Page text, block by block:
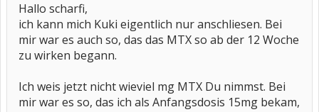
Hallo scharfi,
ich kann mich Kuki eigentlich nur anschliesen. Bei
mir war es auch so, das das MTX so ab der 12 Woche
zu wirken begann.
Ich weis jetzt nicht wieviel mg MTX Du nimmst. Bei
mir war es so, das ich als Anfangsdosis 15mg bekam,